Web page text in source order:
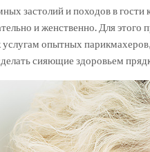
застолий и походов в гости
и женственно. Для
услугам опытных
сияющие здоровьем